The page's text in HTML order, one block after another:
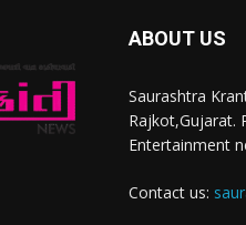
ABOUT US
Saurashtra
Rajkot,Gujarat.
Entertainment
Contact us: